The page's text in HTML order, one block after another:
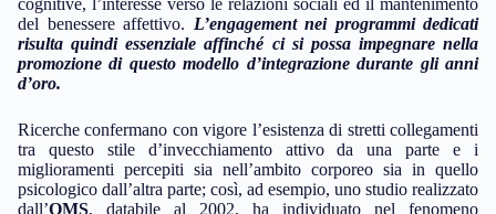
del benessere affettivo. L’engagement nei programmi dedicati
risulta quindi essenziale affinché ci si possa impegnare nella
promozione di questo modello d’integrazione durante gli anni
d’oro.
Ricerche confermano con vigore l’esistenza di stretti collegamenti
tra questo stile d’invecchiamento attivo da una parte e i
miglioramenti percepiti sia nell’ambito corporeo sia in quello
psicologico dall’altra parte; così, ad esempio, uno studio realizzato
dall’OMS, databile al 2002, ha individuato nel fenomeno